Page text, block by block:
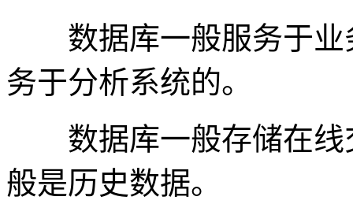
数据库一般服务于业
务于分析系统的。
数据库一般存储在线
般是历史数据。